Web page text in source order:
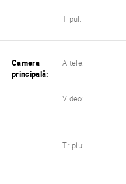
Tipul:
Camera
principală:
Altele:
Video:
Triplu: